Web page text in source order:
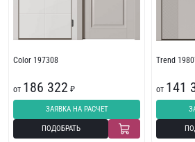
Color 197308
от 186 322 ₽
ЗАЯВКА НА РАСЧЕТ
ПОДОБРАТЬ
Trend
от 141